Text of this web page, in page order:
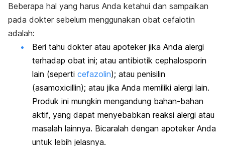
Beberapa hal yang harus Anda ketahui dan sampaikan
pada dokter sebelum menggunakan obat cefalotin
adalah:
Beri tahu dokter atau apoteker jika Anda alergi
terhadap obat ini; atau antibiotik cephalosporin
lain (seperti cefazolin); atau penisilin
(asamoxicillin); atau jika Anda memiliki alergi lain.
Produk ini mungkin mengandung bahan-bahan
aktif, yang dapat menyebabkan reaksi alergi atau
masalah lainnya. Bicaralah dengan apoteker Anda
untuk lebih jelasnya.